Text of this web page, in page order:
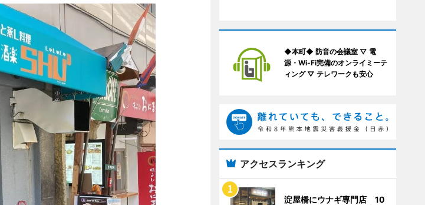
◆本町◆ 防音の会議室 ▽ 電
源・Wi-Fi完備のオンライミーテ
ィング ▽ テレワークも安心
アクセスランキング
淀屋橋にウナギ専門店 10